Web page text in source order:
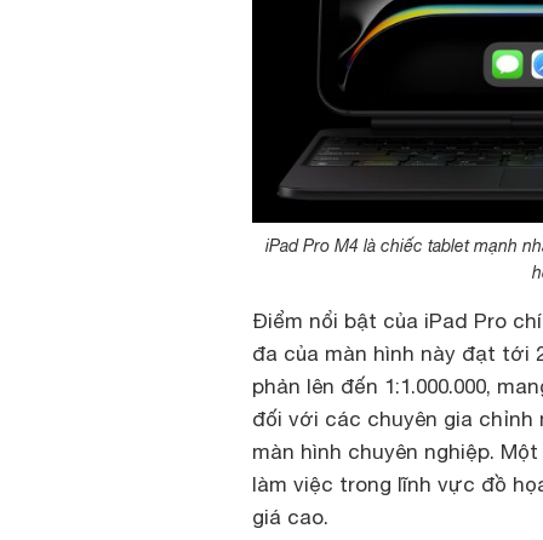
iPad Pro M4 là chiếc tablet mạnh
Điểm nổi bật của iPad Pro
đa của màn hình này đạt tới
phản lên đến 1:1.000.000,
đối với các chuyên gia
màn hình chuyên nghiệp.
làm việc trong lĩnh vực đồ
giá cao.